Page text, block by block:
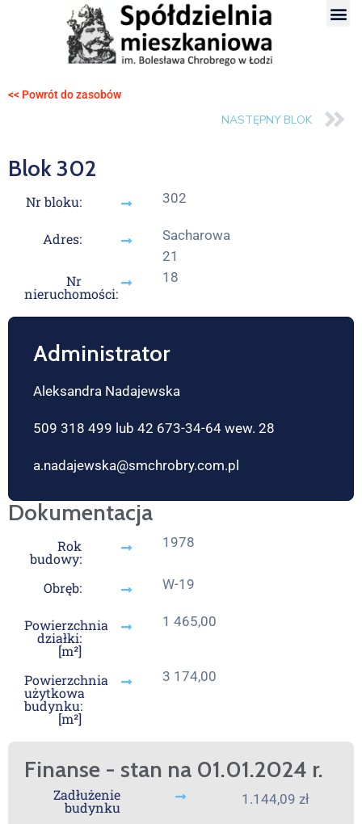
<< Powrót do zasobów
NASTĘPNY BLOK
Blok 302
Nr bloku: 302
Adres:
Sacharowa
21
Nr
nieruchomości:
18
Administrator
Aleksandra Nadajewska
509 318 499 lub 42 673-34-64 wew. 28
a.nadajewska@smchrobry.com.pl
Dokumentacja
Rok
budowy:
1978
Obręb: W-19
Powierzchnia
działki:
[m²]
1 465,00
Powierzchnia
użytkowa
budynku:
[m²]
3 174,00
Finanse - stan na 01.01.2024 r.
Zadłużenie
budynku 1.144,09 zł